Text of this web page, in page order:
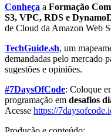
Conheça a Formação
S3, VPC, RDS e
de Cloud da Amazon Web
TechGuide.sh, um
demandadas pelo mercado
sugestões e opiniões.
#7DaysOfCode: Coloque
programação em desafios
Acesse https://